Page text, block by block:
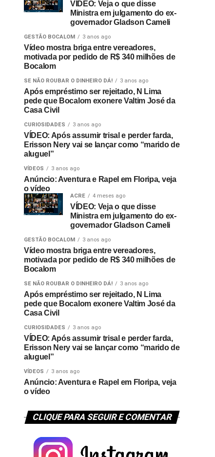
VÍDEO: Veja o que disse
Ministra em julgamento do ex-
governador Gladson Cameli
GESTÃO BOCALOM 3 anos ago
Vídeo mostra briga entre vereadores,
motivada por pedido de R$ 340 milhões de
Bocalom
SE NÃO ROUBAR O DINHEIRO DÁ! 3 anos ago
Após empréstimo ser rejeitado, N Lima
pede que Bocalom exonere Valtim José da
Casa Civil
CURIOSIDADES 3 anos ago
VÍDEO: Após assumir trisal e perder farda,
Erisson Nery vai se lançar como “marido de
aluguel”
VÍDEOS 3 anos ago
Anúncio: Aventura e Rapel em Floripa, veja
o vídeo
ACRE 4 meses ago
VÍDEO: Veja o que disse
Ministra em julgamento do ex-
governador Gladson Cameli
GESTÃO BOCALOM 3 anos ago
Vídeo mostra briga entre vereadores,
motivada por pedido de R$ 340 milhões de
Bocalom
SE NÃO ROUBAR O DINHEIRO DÁ! 3 anos ago
Após empréstimo ser rejeitado, N Lima
pede que Bocalom exonere Valtim José da
Casa Civil
CURIOSIDADES 3 anos ago
VÍDEO: Após assumir trisal e perder farda,
Erisson Nery vai se lançar como “marido de
aluguel”
VÍDEOS 3 anos ago
Anúncio: Aventura e Rapel em Floripa, veja
o vídeo
CLIQUE PARA SEGUIR E COMENTAR